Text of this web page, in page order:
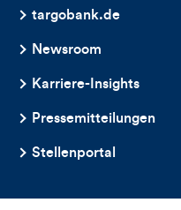
targobank.de
Newsroom
Karriere-Insights
Pressemitteilungen
Stellenportal